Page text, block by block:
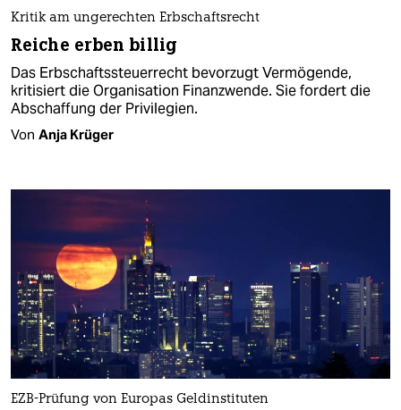
Kritik am ungerechten Erbschaftsrecht
Reiche erben billig
Das Erbschaftssteuerrecht bevorzugt Vermögende,
kritisiert die Organisation Finanzwende. Sie fordert die
Abschaffung der Privilegien.
Von Anja Krüger
EZB-Prüfung von Europas Geldinstituten